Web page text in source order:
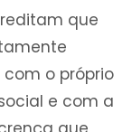
que
o próprio
e com a